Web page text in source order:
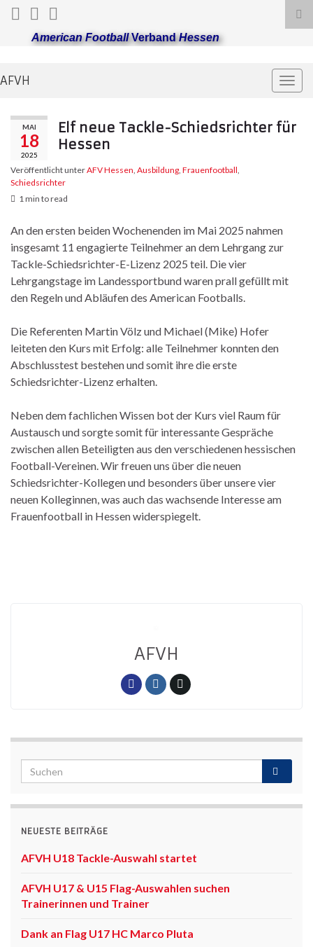
American FootballVerbandHessen
AFVH
MAI
18
2025
Elf neue Tackle-Schiedsrichter für
Hessen
Veröffentlicht unterAFV Hessen, Ausbildung, Frauenfootball,
Schiedsrichter
1 min to read
An den ersten beiden Wochenenden im Mai 2025 nahmen
insgesamt 11 engagierte Teilnehmer an dem Lehrgang zur
Tackle-Schiedsrichter-E-Lizenz 2025 teil. Die vier
Lehrgangstage im Landessportbund waren prall gefüllt mit
den Regeln und Abläufen des American Footballs.
Die Referenten Martin Völz und Michael (Mike) Hofer
leiteten den Kurs mit Erfolg: alle Teilnehmer konnten den
Abschlusstest bestehen und somit ihre die erste
Schiedsrichter-Lizenz erhalten.
Neben dem fachlichen Wissen bot der Kurs viel Raum für
Austausch und sorgte somit für interessante Gespräche
zwischen allen Beteiligten aus den verschiedenen hessischen
Football-Vereinen. Wir freuen uns über die neuen
Schiedsrichter-Kollegen und besonders über unsere vier
neuen Kolleginnen, was auch das wachsende Interesse am
Frauenfootball in Hessen widerspiegelt.
AFVH
NEUESTE BEITRÄGE
AFVH U18 Tackle-Auswahl startet
AFVH U17 & U15 Flag-Auswahlen suchen
Trainerinnen und Trainer
Dank an Flag U17 HC Marco Pluta